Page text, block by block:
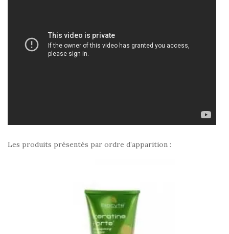
Les produits présentés par ordre d’apparition :